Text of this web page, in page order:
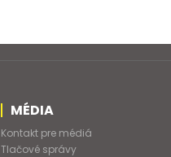
MÉDIA
Kontakt pre médiá
Tlačové správy